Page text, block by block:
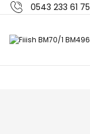
0543 233 61 75